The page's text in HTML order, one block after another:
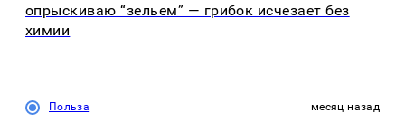
опрыскиваю “зельем” — грибок исчезает без
химии
Польза месяц назад